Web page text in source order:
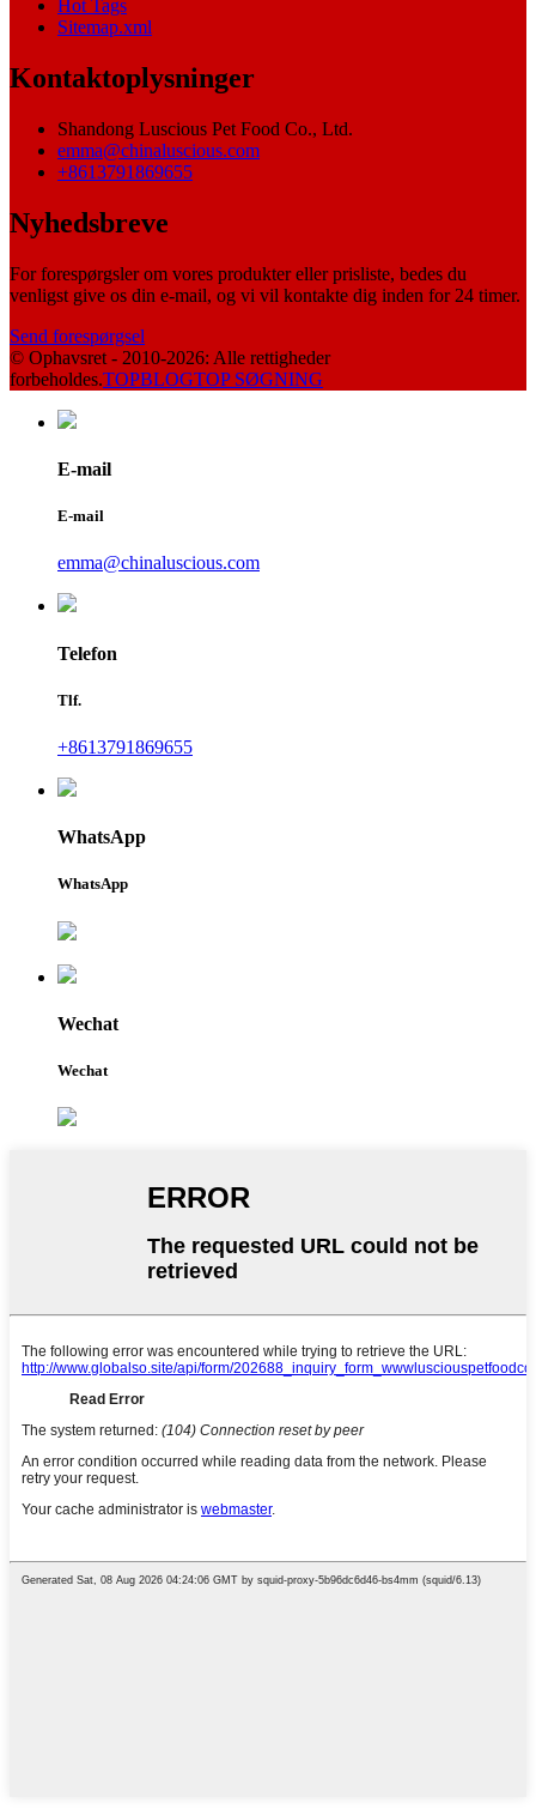
Hot Tags
Sitemap.xml
Kontaktoplysninger
Shandong Luscious Pet Food Co., Ltd.
emma@chinaluscious.com
+8613791869655
Nyhedsbreve
For forespørgsler om vores produkter eller prisliste, bedes du
venligst give os din e-mail, og vi vil kontakte dig inden for 24 timer.
Send forespørgsel
© Ophavsret - 2010-2026: Alle rettigheder
forbeholdes.TOPBLOGTOP SØGNING
E-mail
E-mail
emma@chinaluscious.com
Telefon
Tlf.
+8613791869655
WhatsApp
WhatsApp
Wechat
Wechat